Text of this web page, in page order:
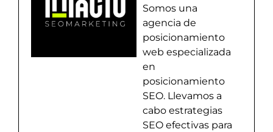
Somos una
agencia de
posicionamiento
web especializada
en
posicionamiento
SEO. Llevamos a
cabo estrategias
SEO efectivas para